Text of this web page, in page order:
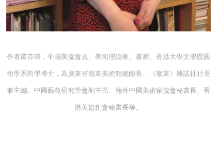
作者蕭芬琪，中國美協會員、美術理論家、畫家、香港大學文學院藝
術學系哲學博士，為廣東省嶺東美術館總館長、《嶺東》雜誌社社長
兼主編、中國藝苑研究學會副主席、海外中國美術家協會秘書長、香
港美協創會秘書長等。